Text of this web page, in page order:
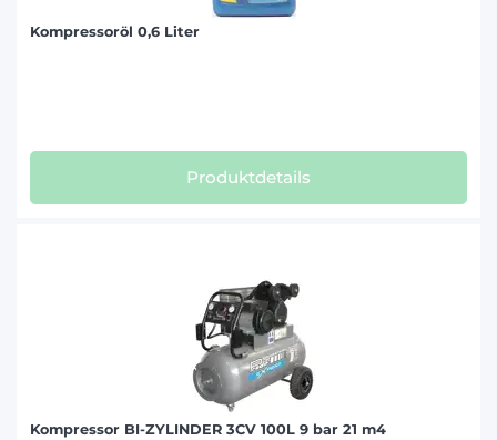
Kompressoröl 0,6 Liter
Produktdetails
Kompressor BI-ZYLINDER 3CV 100L 9 bar 21 m4